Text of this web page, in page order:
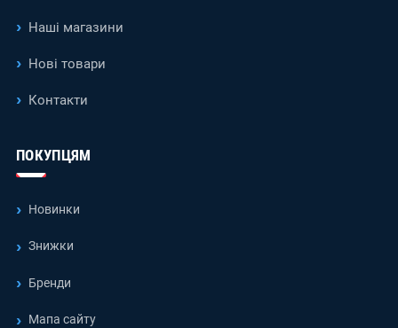
Наші магазини
Нові товари
Контакти
ПОКУПЦЯМ
Новинки
Знижки
Бренди
Мапа сайту